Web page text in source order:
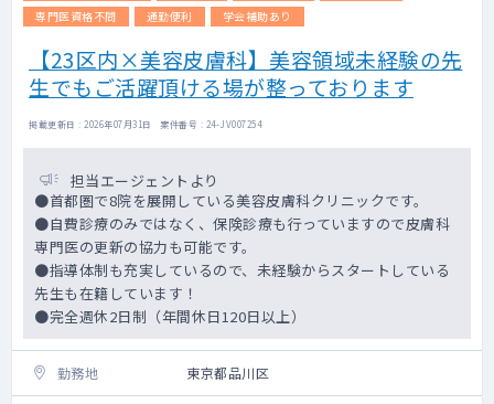
専門医資格不問
通勤便利 学会補助あり
【23区内×美容皮膚科】美容領域未経験の先
生でもご活躍頂ける場が整っております
掲載更新日 : 2026年07月31日 案件番号 : 24-JV007254
担当エージェントより
●首都圏で8院を展開している美容皮膚科クリニックです。
●自費診療のみではなく、保険診療も行っていますので皮膚科
専門医の更新の協力も可能です。
●指導体制も充実しているので、未経験からスタートしている
先生も在籍しています！
●完全週休2日制（年間休日120日以上）
勤務地 東京都品川区